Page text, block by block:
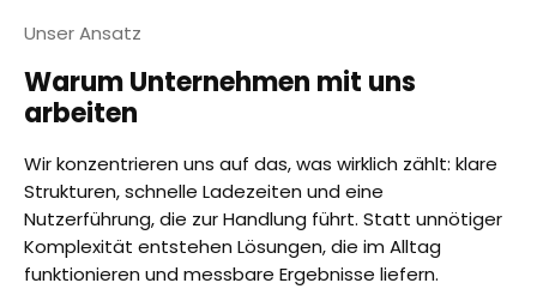
Unser Ansatz
Warum Unternehmen mit uns
arbeiten
Wir konzentrieren uns auf das, was wirklich zählt: klare
Strukturen, schnelle Ladezeiten und eine
Nutzerführung, die zur Handlung führt. Statt unnötiger
Komplexität entstehen Lösungen, die im Alltag
funktionieren und messbare Ergebnisse liefern.